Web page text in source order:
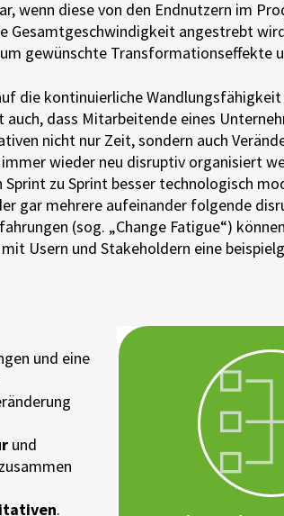
wenn diese von den Endnutzern im
Gesamtgeschwindigkeit angestrebt
gewünschte Transformationseffekte
die kontinuierliche
auch, dass Mitarbeitende eines
nicht nur Zeit, sondern auch
wieder neu disruptiv organisiert
Sprint zu Sprint besser technologisch
gar mehrere aufeinander folgende
(sog. „Change Fatigue“)
Usern und Stakeholdern eine
und eine
und
.